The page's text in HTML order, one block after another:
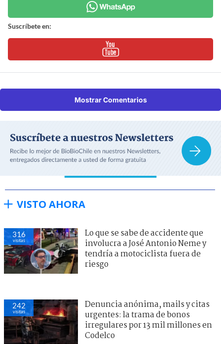
Suscríbete en:
Mostrar Comentarios
VISTO AHORA
316
visitas
Lo que se sabe de accidente que
involucra a José Antonio Neme y
tendría a motociclista fuera de
riesgo
242
visitas
Denuncia anónima, mails y citas
urgentes: la trama de bonos
irregulares por 13 mil millones en
Codelco